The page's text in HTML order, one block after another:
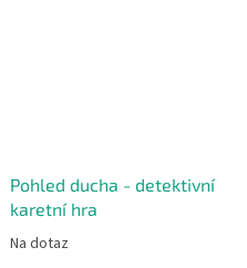
Pohled ducha - detektivní
karetní hra
Na dotaz